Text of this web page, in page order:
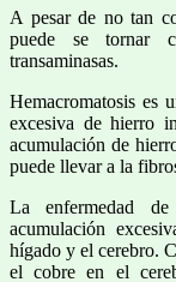
A pesar de no tan
puede se tornar
transaminasas.
Hemacromatosis es
excesiva de hierro
acumulación de
puede llevar a la
La enfermedad
acumulación
hígado y el cerebro.
el cobre en el